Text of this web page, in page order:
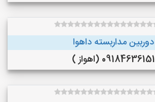
دوربین مداربسته داهوا
09184636151 (اهواز )